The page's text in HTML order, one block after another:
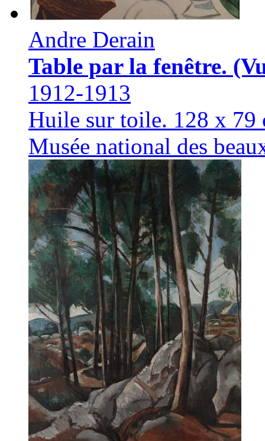
Andre Derain
Table par la fenêtre.
1912-1913
Huile sur toile. 128 х 79
Musée national des